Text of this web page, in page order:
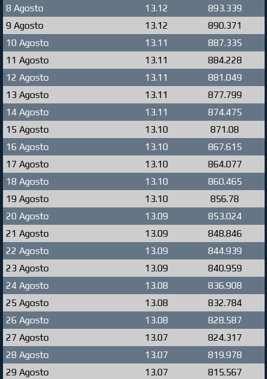
8 Agosto
13.12
893.339
9 Agosto
13.12
890.371
10 Agosto
13.11
887.335
11 Agosto
13.11
884.228
12 Agosto
13.11
881.049
13 Agosto
13.11
877.799
14 Agosto
13.11
874.475
15 Agosto
13.10
871.08
16 Agosto
13.10
867.615
17 Agosto
13.10
864.077
18 Agosto
13.10
860.465
19 Agosto
13.10
856.78
20 Agosto
13.09
853.024
21 Agosto
13.09
848.846
22 Agosto
13.09
844.939
23 Agosto
13.09
840.959
24 Agosto
13.08
836.908
25 Agosto
13.08
832.784
26 Agosto
13.08
828.587
27 Agosto
13.07
824.317
28 Agosto
13.07
819.978
29 Agosto
13.07
815.567